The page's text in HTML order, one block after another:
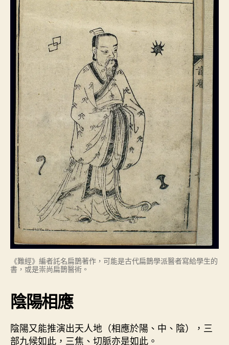
《難經》編者託名扁鵲著作，可能是古代扁鵲學派醫者寫給學生的
書，或是崇尚扁鵲醫術。
陰陽相應
陰陽又能推演出天人地（相應於陽、中、陰），三
部九候如此，三焦、切脈亦是如此。